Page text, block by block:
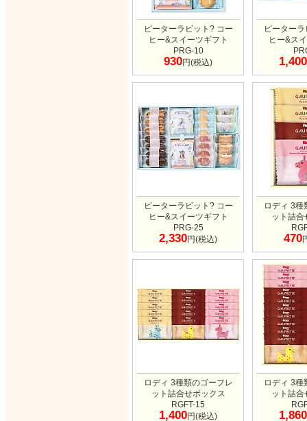
ピーターラビット? コー
ヒー&スイーツギフト
PRG-10
930円(税込)
ピーター
ヒー&ス
1,400
ピーターラビット? コー
ヒー&スイーツギフト
PRG-25
2,330円(税込)
ロディ 3種
ット詰合
470
ロディ 3種類のゴーフレ
ット詰合せボックス
RGFT-15
1,400円(税込)
ロディ 3種
ット詰合
1,860